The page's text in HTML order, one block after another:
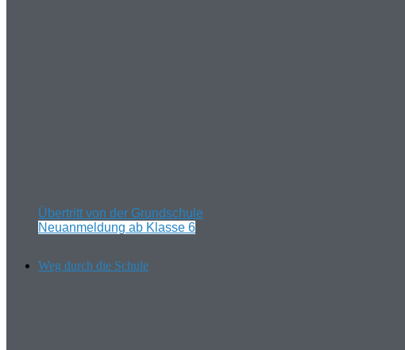
Übertritt von der Grundschule
Neuanmeldung ab Klasse 6
Weg durch die Schule